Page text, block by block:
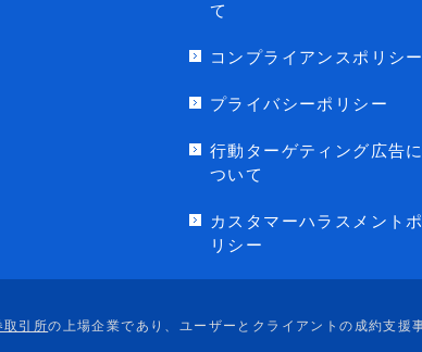
て
コンプライアンスポリシー
プライバシーポリシー
行動ターゲティング広告に
ついて
カスタマーハラスメントポ
リシー